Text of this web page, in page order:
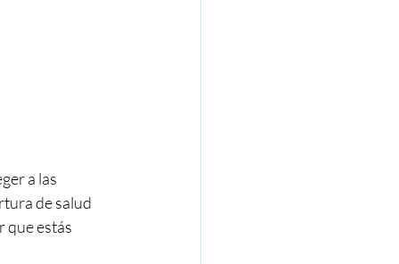
a las
de salud
que estás